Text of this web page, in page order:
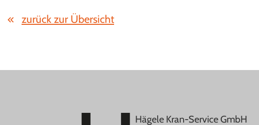
zurück zur Übersicht
Hägele Kran-Service GmbH